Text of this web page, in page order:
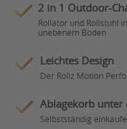
2 in 1 Outdoor-
Rollator und Rollstuhl
unebenem Boden
Leichtes Design
Der Rollz Motion
Ablagekorb unter
Selbstständig